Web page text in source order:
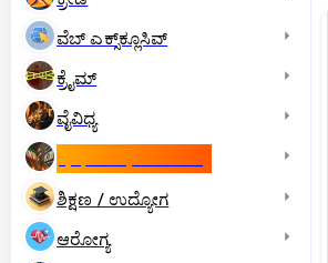
ವೆಬ್ ಎಕ್ಸ್‌ಕ್ಲೂಸಿವ್
ಕ್ರೈಮ್
ವೈವಿಧ್ಯ
ಶಿಕ್ಷಣ / ಉದ್ಯೋಗ
ಆರೋಗ್ಯ